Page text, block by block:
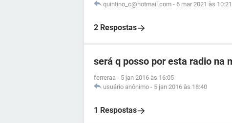
quintino_c@hotmail.com - 6 mar 2021 às 10:21
2 Respostas
será q posso por esta radio na
ferreraa - 5 jan 2016 às 16:05
usuário anônimo - 5 jan 2016 às 18:40
1 Respostas